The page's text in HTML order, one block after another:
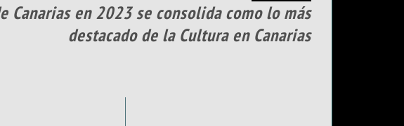
en 2023 se consolida como lo más
destacado de la Cultura en Canarias